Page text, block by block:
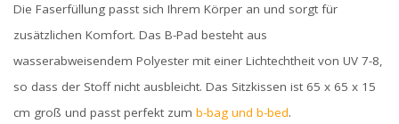
Die Faserfüllung passt sich Ihrem Körper an und sorgt für
zusätzlichen Komfort. Das B-Pad besteht aus
wasserabweisendem Polyester mit einer Lichtechtheit von UV 7-8,
so dass der Stoff nicht ausbleicht. Das Sitzkissen ist 65 x 65 x 15
cm groß und passt perfekt zum b-bag und b-bed.